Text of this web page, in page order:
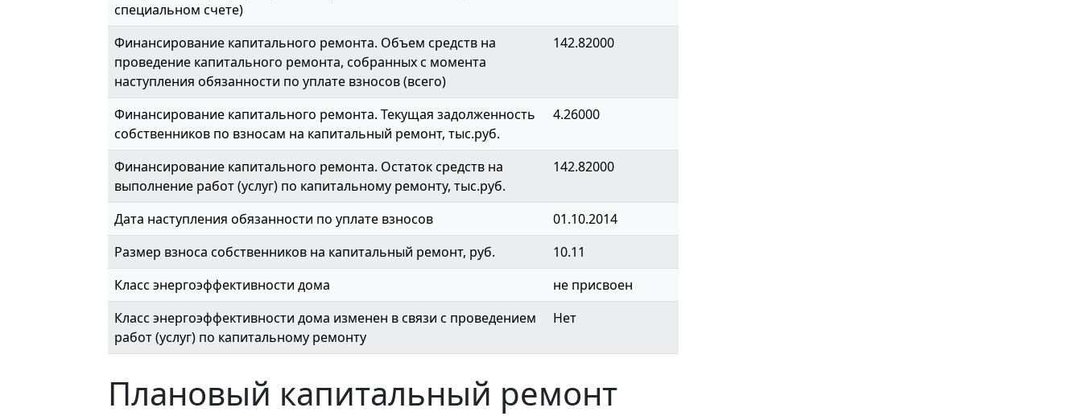
специальном счете)
Финансирование капитального ремонта. Объем средств на
проведение капитального ремонта, собранных с момента
наступления обязанности по уплате взносов (всего)
142.82000
Финансирование капитального ремонта. Текущая задолженность
собственников по взносам на капитальный ремонт, тыс.руб.
4.26000
Финансирование капитального ремонта. Остаток средств на
выполнение работ (услуг) по капитальному ремонту, тыс.руб.
142.82000
Дата наступления обязанности по уплате взносов
01.10.2014
Размер взноса собственников на капитальный ремонт, руб.
10.11
Класс энергоэффективности дома
не присвоен
Класс энергоэффективности дома изменен в связи с проведением
работ (услуг) по капитальному ремонту
Нет
Плановый капитальный ремонт